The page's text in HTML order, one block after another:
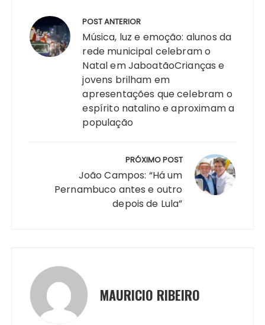
ts
A
p
e
b
o
s
e
n
g
er
y
Li
n
k
re
st dI
n
r r
a
m
Post
POST ANTERIOR
Música, luz e emoção: alunos da
rede municipal celebram o
Natal em JaboatãoCrianças e
jovens brilham em
apresentações que celebram o
espírito natalino e aproximam a
população
PRÓXIMO POST
João Campos: “Há um
Pernambuco antes e outro
depois de Lula”
MAURICIO RIBEIRO